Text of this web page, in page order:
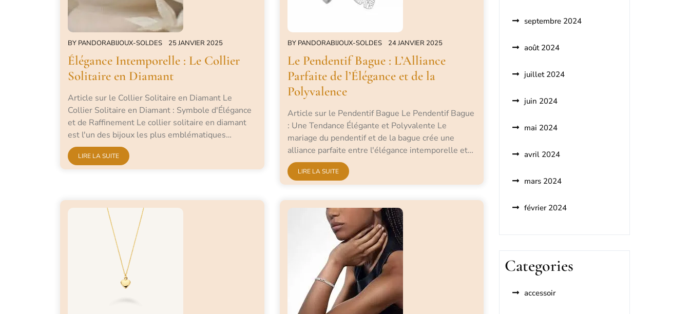
BY PANDORABIJOUX-SOLDES 25 JANVIER 2025
Élégance Intemporelle : Le Collier
Solitaire en Diamant
Article sur le Collier Solitaire en Diamant Le
Collier Solitaire en Diamant : Symbole d'Élégance
et de Raffinement Le collier solitaire en diamant
est l'un des bijoux les plus emblématiques…
LIRE LA SUITE
BY PANDORABIJOUX-SOLDES 24 JANVIER 2025
Le Pendentif Bague : L’Alliance
Parfaite de l’Élégance et de la
Polyvalence
Article sur le Pendentif Bague Le Pendentif Bague
: Une Tendance Élégante et Polyvalente Le
mariage du pendentif et de la bague crée une
alliance parfaite entre l'élégance intemporelle et…
LIRE LA SUITE
septembre 2024
août 2024
juillet 2024
juin 2024
mai 2024
avril 2024
mars 2024
février 2024
Categories
accessoir